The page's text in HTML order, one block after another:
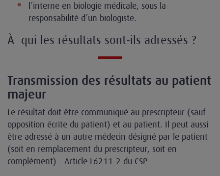
l’interne en biologie médicale, sous la
responsabilité d’un biologiste.
À qui les résultats sont-ils adressés ?
Transmission des résultats au patient
majeur
Le résultat doit être communiqué au prescripteur (sauf
opposition écrite du patient) et au patient. Il peut aussi
être adressé à un autre médecin désigné par le patient
(soit en remplacement du prescripteur, soit en
complément) - Article L6211-2 du CSP